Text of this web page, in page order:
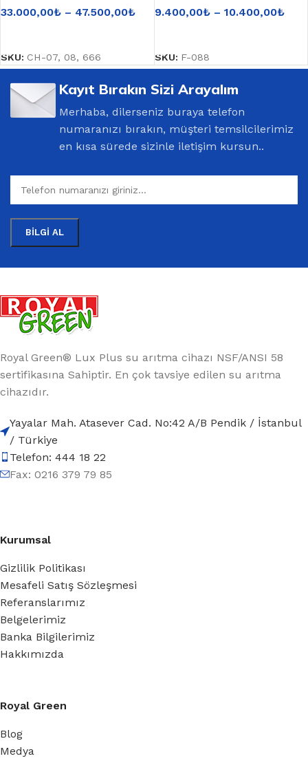
33.000,00₺ – 47.500,00₺
SKU: CH-07, 08, 666
9.400,00₺ – 10.400,00₺
SKU: F-088
Kayıt Bırakın Sizi Arayalım
Merhaba, dilerseniz buraya telefon
numaranızı bırakın, müşteri temsilcilerimiz
en kısa sürede sizinle iletişim kursun..
Royal Green® Lux Plus su arıtma cihazı NSF/ANSI 58
sertifikasına Sahiptir. En çok tavsiye edilen su arıtma
cihazıdır.
Yayalar Mah. Atasever Cad. No:42 A/B Pendik / İstanbul
/ Türkiye
Telefon: 444 18 22
Fax: 0216 379 79 85
Kurumsal
Gizlilik Politikası
Mesafeli Satış Sözleşmesi
Referanslarımız
Belgelerimiz
Banka Bilgilerimiz
Hakkımızda
Royal Green
Blog
Medya